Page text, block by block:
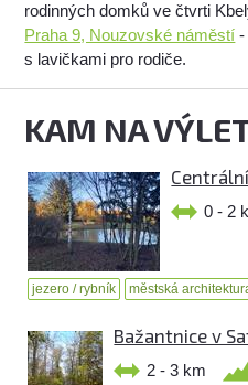
rodinných domků ve čtvrti
Praha 9, Nouzovské náměstí -
s lavičkami pro rodiče.
KAM NA
0 - 2
jezero / rybník městská
Bažantnice v
2 - 3 km